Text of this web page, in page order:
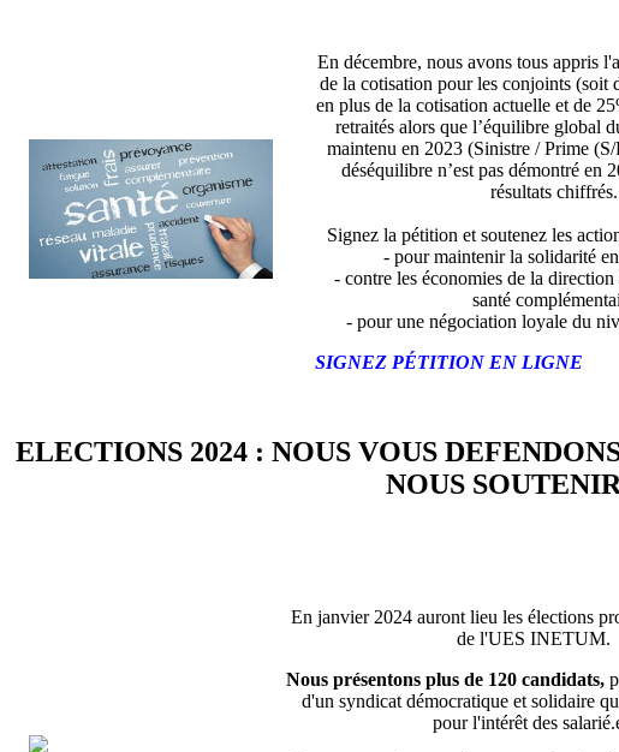
En décembre, nous avons tous appris
de la cotisation pour les conjoints (soit
en plus de la cotisation actuelle et de
retraités alors que l’équilibre global
maintenu en 2023 (Sinistre / Prime
déséquilibre n’est pas démontré en
résultats chiffrés.
Signez la pétition et soutenez les
- pour maintenir la solidarité
- contre les économies de la direction
santé
- pour une négociation loyale du
SIGNEZ PÉTITION EN LIGNE
ELECTIONS 2024 : NOUS VOUS
NOUS
En janvier 2024 auront lieu les élections
de l'UES INETUM.
Nous présentons plus de 120 candidats,
d'un syndicat démocratique et solidaire
pour l'intérêt des